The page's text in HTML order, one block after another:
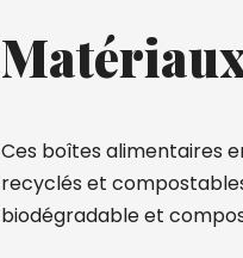
Ces boîtes alimentaires
recyclés et
biodégradable et